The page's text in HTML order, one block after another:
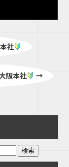
社
阪本社 →